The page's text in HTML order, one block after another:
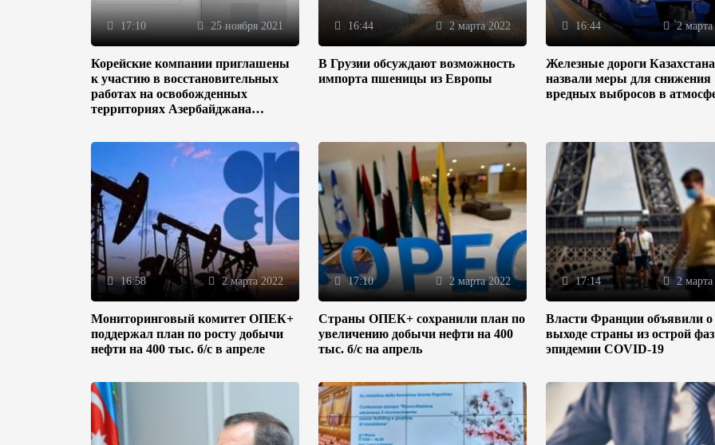
17:10 25 ноября 2021
Корейские компании приглашены
к участию в восстановительных
работах на освобожденных
территориях Азербайджана
16:44 2 марта 2022
В Грузии обсуждают возможность
импорта пшеницы из Европы
16:44 2 марта
Железные дороги Казахстана
назвали меры для снижения
вредных выбросов в
16:58 2 марта 2022
Мониторинговый комитет ОПЕК+
поддержал план по росту добычи
нефти на 400 тыс. б/с в апреле
17:10 2 марта 2022
Страны ОПЕК+ сохранили план по
увеличению добычи нефти на 400
тыс. б/с на апрель
17:14 2
Власти Франции объявили о
выходе страны из острой
эпидемии COVID-19